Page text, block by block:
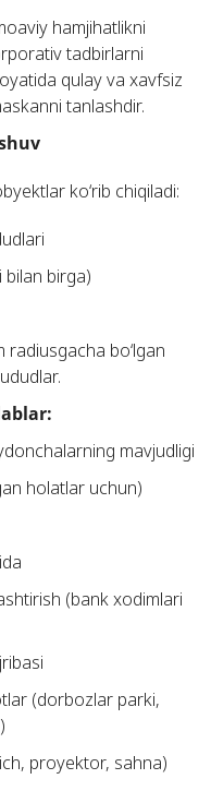
hamjihatlikni
tadbirlarni
qulay va xavfsiz
tanlashdir.
ko‘rib chiqiladi:
bilan birga)
bo‘lgan
mavjudligi
holatlar uchun)
(bank xodimlari
(dorbozlar parki,
proyektor, sahna)